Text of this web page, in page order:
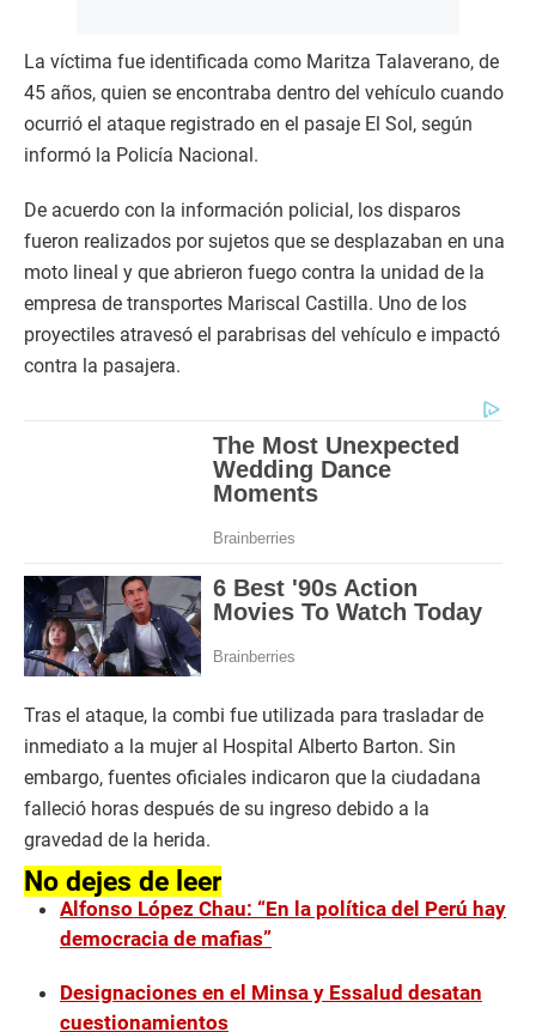
La víctima fue identificada como Maritza Talaverano, de
45 años, quien se encontraba dentro del vehículo cuando
ocurrió el ataque registrado en el pasaje El Sol, según
informó la Policía Nacional.
De acuerdo con la información policial, los disparos
fueron realizados por sujetos que se desplazaban en una
moto lineal y que abrieron fuego contra la unidad de la
empresa de transportes Mariscal Castilla. Uno de los
proyectiles atravesó el parabrisas del vehículo e impactó
contra la pasajera.
Tras el ataque, la combi fue utilizada para trasladar de
inmediato a la mujer al Hospital Alberto Barton. Sin
embargo, fuentes oficiales indicaron que la ciudadana
falleció horas después de su ingreso debido a la
gravedad de la herida.
No dejes de leer
Alfonso López Chau: “En la política del Perú hay
democracia de mafias”
Designaciones en el Minsa y Essalud desatan
cuestionamientos